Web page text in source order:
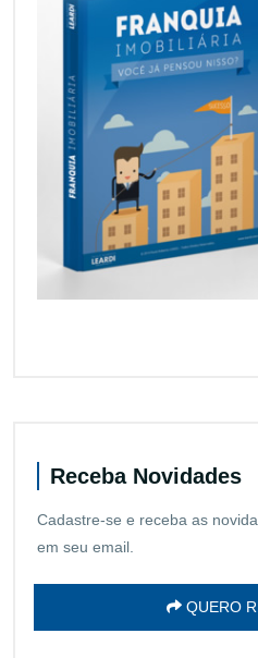
Receba Novidades
Cadastre-se e receba as
em seu email.
QUERO